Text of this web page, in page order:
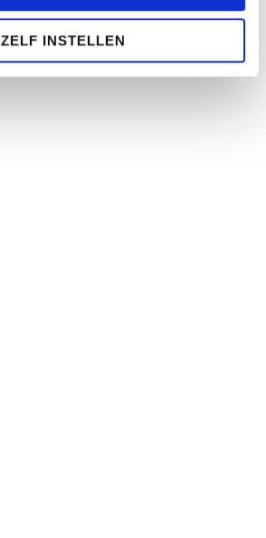
ZELF INSTELLEN